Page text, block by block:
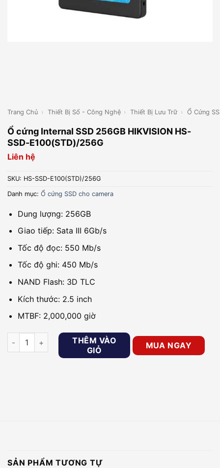
Trang Chủ › Thiết Bị Số - Công Nghệ › Thiết Bị Lưu Trữ › Ổ Cứng
Ổ cứng Internal SSD 256GB HIKVISION HS-
SSD-E100(STD)/256G
Liên hệ
SKU: HS-SSD-E100(STD)/256G
Danh mục: Ổ cứng SSD cho camera
Dung lượng: 256GB
Giao tiếp: Sata III 6Gb/s
Tốc độ đọc: 550 Mb/s
Tốc độ ghi: 450 Mb/s
NAND Flash: 3D TLC
Kích thước: 2.5 inch
MTBF: 2,000,000 giờ
Ổ cứng Internal SSD 256GB HIKVISION HS-SSD-E100(STD)/
THÊM VÀO
GIỎ
MUA NGAY
SẢN PHẨM TƯƠNG TỰ